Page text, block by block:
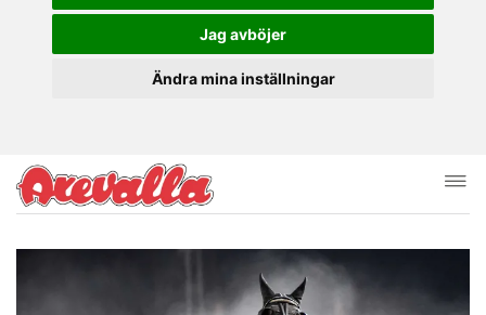
Jag avböjer
Ändra mina inställningar